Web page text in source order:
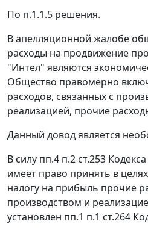
По п.1.1.5 решения.
В апелляционной жалобе
расходы на продвижение
"Интел" являются
Общество правомерно
расходов, связанных с
реализацией, прочие
Данный довод является
В силу пп.4 п.2 ст.253
имеет право принять в
налогу на прибыль прочие
производством и
установлен пп.1 п.1 ст.264